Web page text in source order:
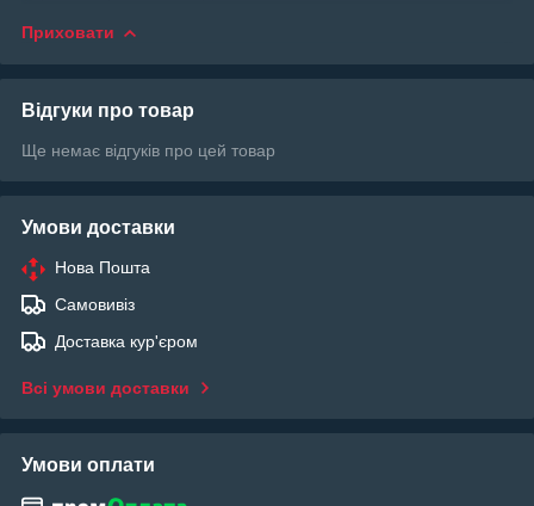
Приховати
Відгуки про товар
Ще немає відгуків про цей товар
Умови доставки
Нова Пошта
Самовивіз
Доставка кур'єром
Всі умови доставки
Умови оплати